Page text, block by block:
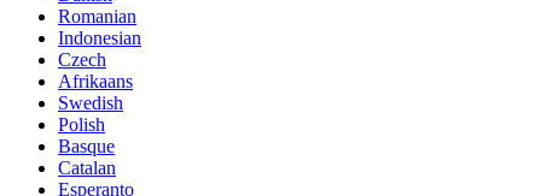
Romanian
Indonesian
Czech
Afrikaans
Swedish
Polish
Basque
Catalan
Esperanto